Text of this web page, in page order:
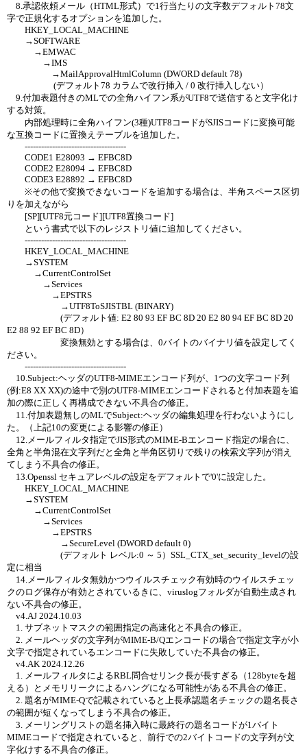
8.承認依頼メール（HTML形式）で1行当たりの文字数デフォルト78文
字で正規化するオプションを追加した。
HKEY_LOCAL_MACHINE
→SOFTWARE
→EMWAC
→IMS
→MailApprovalHtmlColumn (DWORD default 78)
(デフォルト78 カラムで改行挿入 / 0 改行挿入しない）
9.付加表題付きのMLでの全角ハイフン系がUTF8で送信すると文字化け
する対策。
内部処理時に全角ハイフン(3種)UTF8コードがSJISコードに変換可能
な互換コードに置換えテーブルを追加した。
-------------------------------------
CODE1 E28093 → EFBC8D
CODE2 E28094 → EFBC8D
CODE3 E28892 → EFBC8D
※その他で変換できないコードを追加する場合は、半角スペース区切
りを加えながら
[SP][UTF8元コード][UTF8置換コード]
という書式で以下のレジストリ値に追加してください。
-------------------------------------
HKEY_LOCAL_MACHINE
→SYSTEM
→CurrentControlSet
→Services
→EPSTRS
→UTF8ToSJISTBL (BINARY)
(デフォルト値: E2 80 93 EF BC 8D 20 E2 80 94 EF BC 8D 20
E2 88 92 EF BC 8D）
変換無効とする場合は、0バイトのバイナリ値を設定してく
ださい。
-------------------------------------
10.Subject:ヘッダのUTF8-MIMEエンコード列が、1つの文字コード列
(例:E8 XX XX)の途中で別のUTF8-MIMEエンコードされると付加表題を追
加の際に正しく再構成できない不具合の修正。
11.付加表題無しのMLでSubject:ヘッダの編集処理を行わないようにし
た。（上記10の変更による影響の修正）
12.メールフィルタ指定でJIS形式のMIME-Bエンコード指定の場合に、
全角と半角混在文字列だと全角と半角区切りで残りの検索文字列が消え
てしまう不具合の修正。
13.Openssl セキュアレベルの設定をデフォルトで'0'に設定した。
HKEY_LOCAL_MACHINE
→SYSTEM
→CurrentControlSet
→Services
→EPSTRS
→SecureLevel (DWORD default 0)
(デフォルト レベル:0 ～ 5）SSL_CTX_set_security_levelの設
定に相当
14.メールフィルタ無効かつウイルスチェック有効時のウイルスチェッ
クのログ保存が有効とされているきに、viruslogフォルダが自動生成され
ない不具合の修正。
v4.AJ 2024.10.03
1. サブネットマスクの範囲指定の高速化と不具合の修正。
2. メールヘッダの文字列がMIME-B/Qエンコードの場合で指定文字が小
文字で指定されているエンコードに失敗していた不具合の修正。
v4.AK 2024.12.26
1. メールフィルタによるRBL問合せリンク長が長すぎる（128byteを超
える）とメモリリークによるハングになる可能性がある不具合の修正。
2. 題名がMIME-Qで記載されていると上長承認題名チェックの題名長さ
の範囲が短くなってしまう不具合の修正。
3. メーリングリストの題名挿入時に最終行の題名コードが1バイト
MIMEコードで指定されていると、前行での2バイトコードの文字列が文
字化けする不具合の修正。